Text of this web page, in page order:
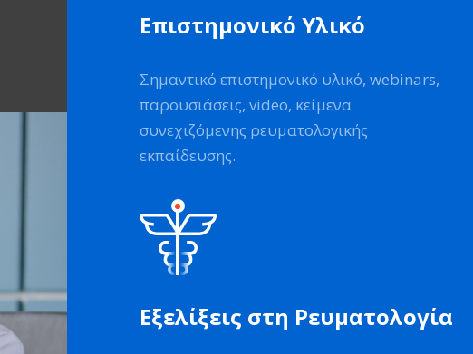
Επιστημονικό Υλικό
Σημαντικό επιστημονικό υλικό, webinars,
παρουσιάσεις, video, κείμενα
συνεχιζόμενης ρευματολογικής
εκπαίδευσης.
Εξελίξεις στη Ρευματολογία